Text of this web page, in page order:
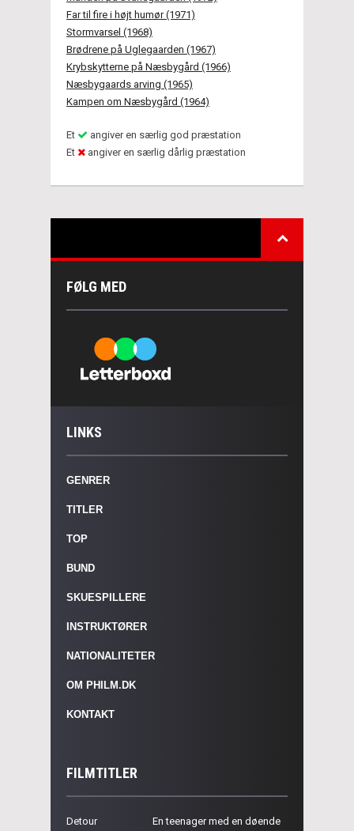
Far til fire i højt humør (1971)
Stormvarsel (1968)
Brødrene på Uglegaarden (1967)
Krybskytterne på Næsbygård (1966)
Næsbygaards arving (1965)
Kampen om Næsbygård (1964)
Et
angiver en særlig god præstation
Et
angiver en særlig dårlig præstation
FØLG MED
LINKS
GENRER
TITLER
TOP
BUND
SKUESPILLERE
INSTRUKTØRER
NATIONALITETER
OM PHILM.DK
KONTAKT
FILMTITLER
Detour
En teenager med en døende